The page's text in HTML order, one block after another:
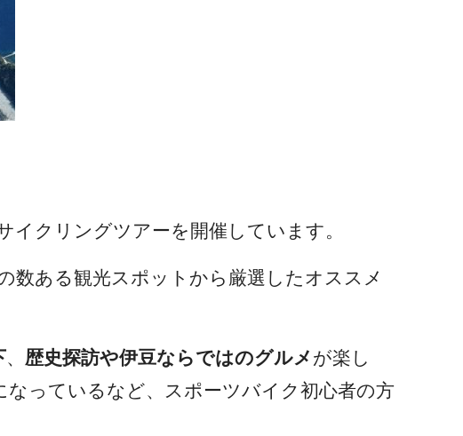
イクリングツアーを開催しています。
数ある観光スポットから厳選したオススメ
、 歴史探訪や伊豆ならではのグルメ が楽し
なっているなど、スポーツバイク初心者の方